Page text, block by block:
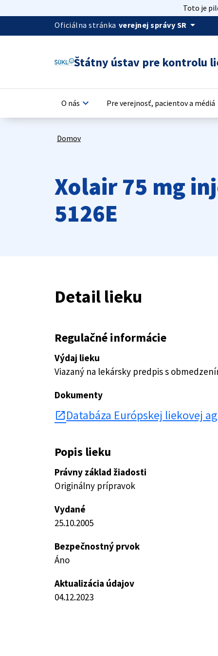
Toto je
Oficiálna stránka verejnej správy SR arrow_drop_down
Štátny ústav pre kontrolu
O nás keyboard_arrow_down Pre verejnosť, pacientov a médiá
Domov
Xolair 75 mg
5126E
Detail lieku
Regulačné informácie
Výdaj lieku
Viazaný na lekársky predpis s
Dokumenty
open_in_new Databáza Európskej liekovej
Popis lieku
Právny základ žiadosti
Originálny prípravok
Vydané
25.10.2005
Bezpečnostný prvok
Áno
Aktualizácia údajov
04.12.2023